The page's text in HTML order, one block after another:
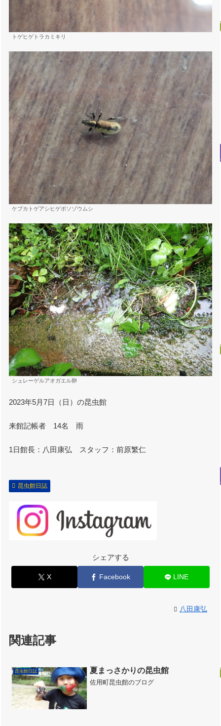
トゲヒゲトラカミキリ
ケブカトゲアシヒゲボソゾウムシ
シュレーゲルアオガエル卵
2023年5月7日（日）の昆虫館
来館記帳者 14名 雨
1日館長：八田康弘 スタッフ：前原繁仁
昆虫館日誌
シェアする
X Facebook LINE
八田康弘
関連記事
昆虫館日誌 夏まっさかりの昆虫館
佐用町昆虫館のブログ